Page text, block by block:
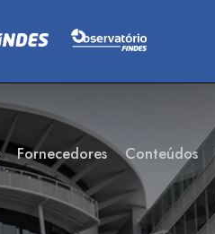
Fornecedores Conteúdos